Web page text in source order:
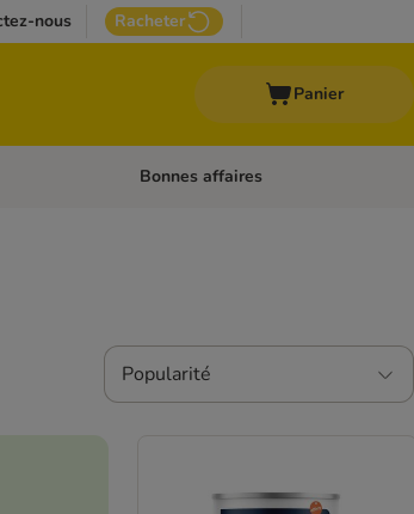
nous Racheter
Panier
Aliments médicalisés
Dérouler les catégories: Marques
Bonnes affaires
Popularité